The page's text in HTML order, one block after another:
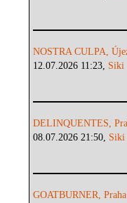
NOSTRA CULPA,
12.07.2026 11:23, Siki
DELINQUENTES,
08.07.2026 21:50, Siki
GOATBURNER,